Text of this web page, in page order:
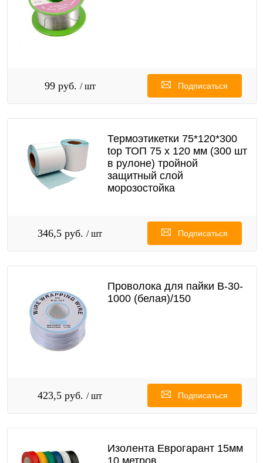
99 руб. / шт Подписаться
Термоэтикетки 75*120*300
top ТОП 75 х 120 мм (300 шт
в рулоне) тройной
защитный слой
морозостойка
346,5 руб. / шт Подписаться
Проволока для пайки B-30-
1000 (белая)/150
423,5 руб. / шт Подписаться
Изолента Еврогарант 15мм
10 метров